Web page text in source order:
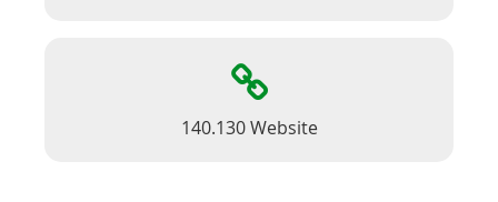
140.130 Website